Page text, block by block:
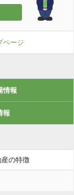
ページ
情報
報
産の特徴